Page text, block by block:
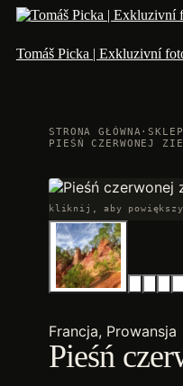
Przejdź
treści
Tomáš Picka | Exkluzivní
STRONA GŁÓWNA·SKLEP
PIEŚŃ CZERWONEJ
kliknij, aby
Francja, Prowansja
Pieśń